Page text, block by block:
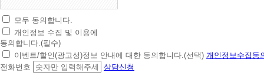
초
간
편
상
담
모두 동의합니다.
개인정보 수집 및 이용에
동의합니다.(필수)
이벤트/할인(광고성)정보 안내에 대한 동의합니다.(선택) 개인정보수집동
전화번호
상담신청